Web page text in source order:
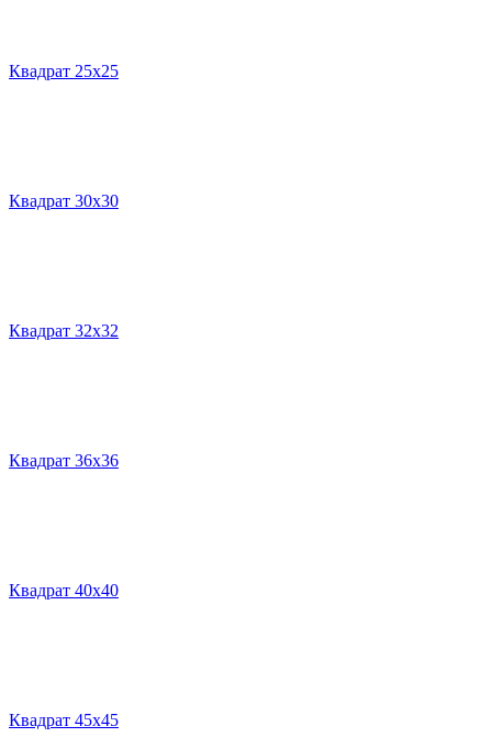
Квадрат 25х25
Квадрат 30х30
Квадрат 32х32
Квадрат 36х36
Квадрат 40х40
Квадрат 45х45